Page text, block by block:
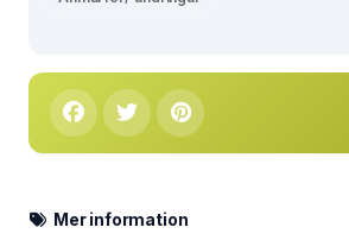
Mer information